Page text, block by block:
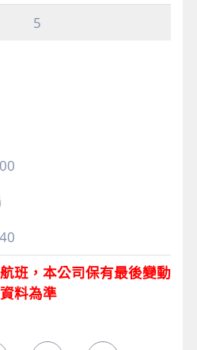
5
班，本公司保有最後變動
料為準